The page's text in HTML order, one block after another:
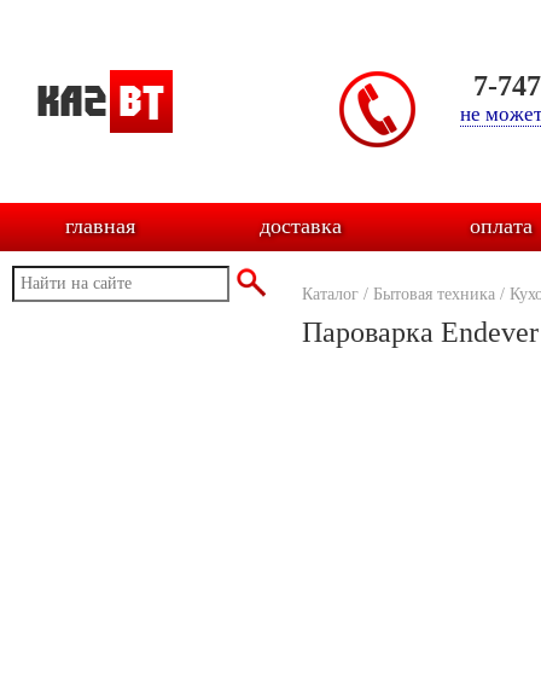
7-
не
главная доставка оплата
Каталог / Бытовая техника /
Пароварка